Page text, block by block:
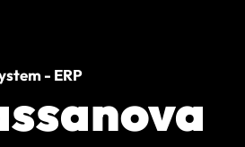
- ERP